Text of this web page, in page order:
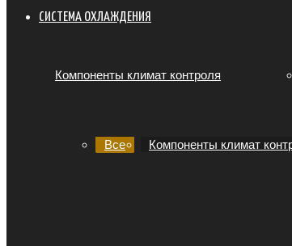
СИСТЕМА ОХЛАЖДЕНИЯ
Компоненты климат контроля
Все Компоненты климат